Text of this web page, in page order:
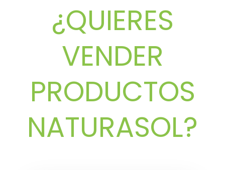
¿QUIERES
VENDER
PRODUCTOS
NATURASOL?